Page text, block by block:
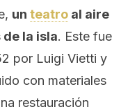
un teatro al aire
la isla. Este fue
por Luigi Vietti y
con materiales
restauración